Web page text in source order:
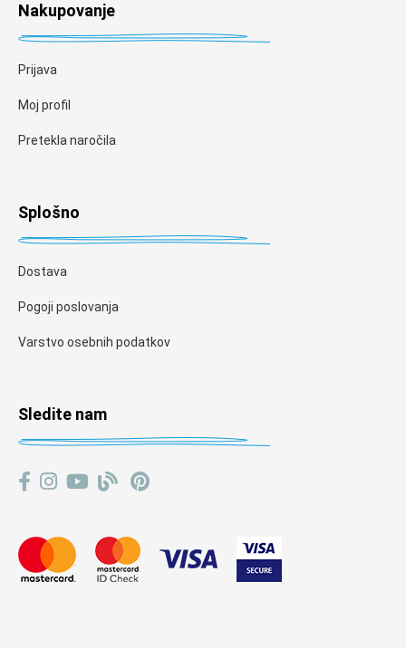
Nakupovanje
Prijava
Moj profil
Pretekla naročila
Splošno
Dostava
Pogoji poslovanja
Varstvo osebnih podatkov
Sledite nam